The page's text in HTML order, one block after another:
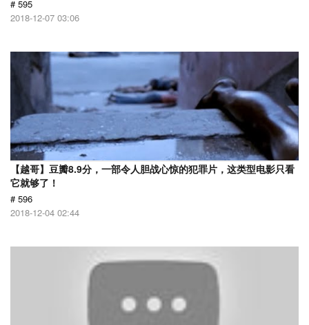
# 595
2018-12-07 03:06
【越哥】豆瓣8.9分，一部令人胆战心惊的犯罪片，这类型电影只看
它就够了！
# 596
2018-12-04 02:44